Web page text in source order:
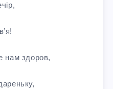
нам здоров,